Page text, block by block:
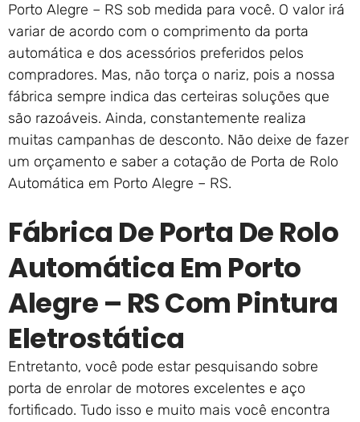
Porto Alegre – RS sob medida para você. O valor irá
variar de acordo com o comprimento da porta
automática e dos acessórios preferidos pelos
compradores. Mas, não torça o nariz, pois a nossa
fábrica sempre indica das certeiras soluções que
são razoáveis. Ainda, constantemente realiza
muitas campanhas de desconto. Não deixe de fazer
um orçamento e saber a cotação de Porta de Rolo
Automática em Porto Alegre – RS.
Fábrica De Porta De Rolo
Automática Em Porto
Alegre – RS Com Pintura
Eletrostática
Entretanto, você pode estar pesquisando sobre
porta de enrolar de motores excelentes e aço
fortificado. Tudo isso e muito mais você encontra